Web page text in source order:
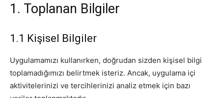
1. Toplanan Bilgiler
1.1 Kişisel Bilgiler
Uygulamamızı kullanırken, doğrudan sizden kişisel bilgi
toplamadığımızı belirtmek isteriz. Ancak, uygulama içi
aktivitelerinizi ve tercihlerinizi analiz etmek için bazı